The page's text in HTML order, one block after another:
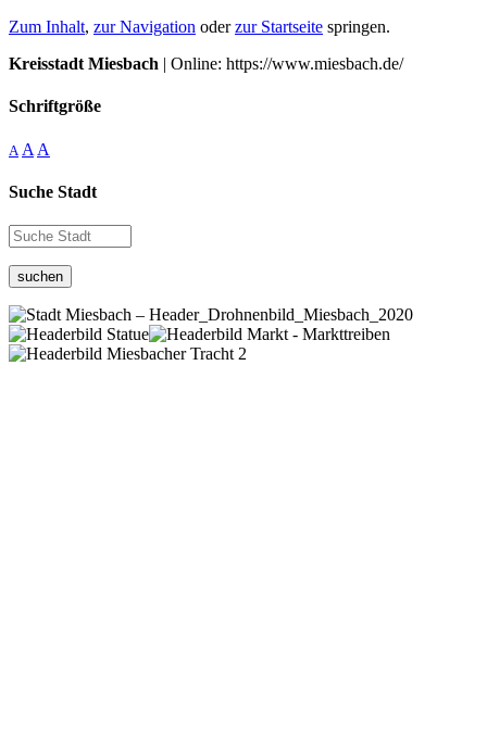
Zum Inhalt, zur Navigation oderzur Startseite springen.
Kreisstadt Miesbach | Online: https://www.miesbach.de/
Schriftgröße
A A A
Suche Stadt
suchen